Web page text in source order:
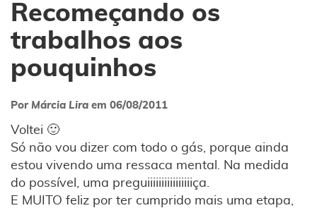
Recomeçando os
trabalhos aos
pouquinhos
Por Márcia Lira em 06/08/2011
Voltei 🙂
Só não vou dizer com todo o gás, porque ainda
estou vivendo uma ressaca mental. Na medida
do possível, uma preguiiiiiiiiiiiiiiiiça.
E MUITO feliz por ter cumprido mais uma etapa,